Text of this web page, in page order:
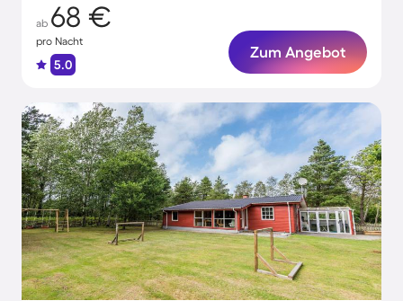
ab 68 €
pro Nacht
5.0
Zum Angebot